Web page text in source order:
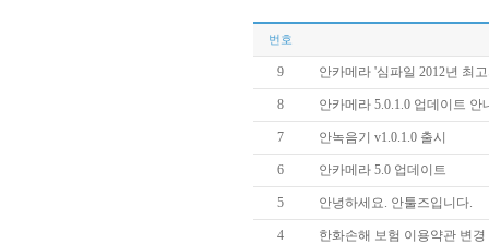
번호
9 안카메라 '심파일 2012년 최
8 안카메라 5.0.1.0 업데이트 안
7 안녹음기 v1.0.1.0 출시
6 안카메라 5.0 업데이트
5 안녕하세요. 안툴즈입니다.
4 한화손해 보험 이용약관 변경